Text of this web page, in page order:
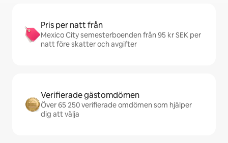
Pris per natt från
Mexico City semesterboenden från 95 kr SEK per
natt före skatter och avgifter
Verifierade gästomdömen
Över 65 250 verifierade omdömen som hjälper
dig att välja